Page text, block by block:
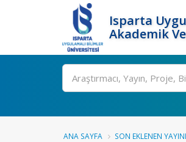
Isparta
Akademik
Ara
ANA SAYFA SON EKLENEN